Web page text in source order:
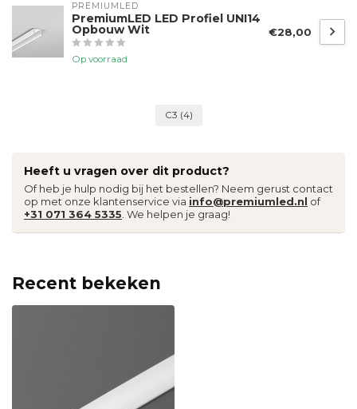
PREMIUMLED
PremiumLED LED Profiel UNI14
Opbouw Wit
Op voorraad
€28,00
C3 (4)
Heeft u vragen over dit product?
Of heb je hulp nodig bij het bestellen? Neem gerust contact
op met onze klantenservice via info@premiumled.nl of
+31 071 364 5335 . We helpen je graag!
Recent bekeken